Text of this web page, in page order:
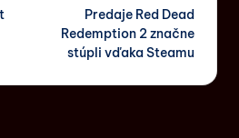
Predaje Red Dead
Redemption 2 značne
stúpli vďaka Steamu